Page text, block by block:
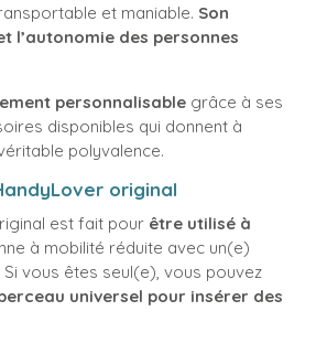
et maniable. Son
l’autonomie des personnes
personnalisable grâce à ses
disponibles qui donnent à
polyvalence.
original
est fait pour être utilisé à
à mobilité réduite avec un(e)
vous êtes seul(e), vous pouvez
universel pour insérer des